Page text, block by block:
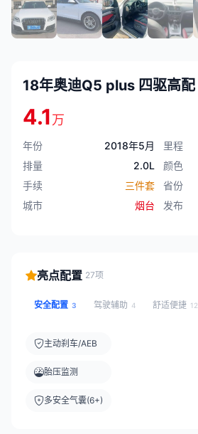
18年奥迪Q5 plus 四驱高配
4.1万
年份 2018年5月 里程
排量
2.0L 颜色
手续
三件套 省份
城市
烟台 发布
亮点配置 27项
安全配置 3 驾驶辅助 4 舒适便捷 12
主动刹车/AEB
胎压监测
多安全气囊(6+)